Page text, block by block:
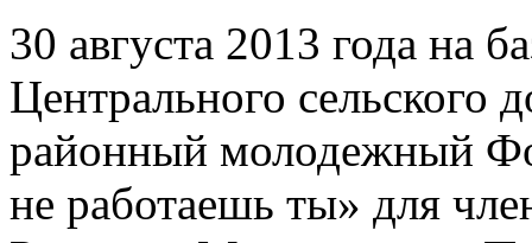
30 августа 2013 года на
Центрального
районный молодежный
не работаешь ты» для